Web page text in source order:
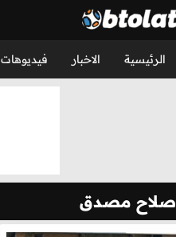
الرئيسية الاخبار فيديوهات
صلاح مصدق